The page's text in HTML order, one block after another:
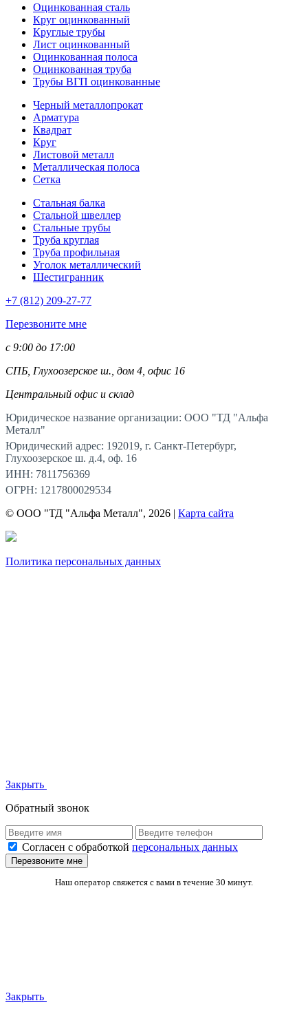
Оцинкованная сталь
Круг оцинкованный
Круглые трубы
Лист оцинкованный
Оцинкованная полоса
Оцинкованная труба
Трубы ВГП оцинкованные
Черный металлопрокат
Арматура
Квадрат
Круг
Листовой металл
Металлическая полоса
Сетка
Стальная балка
Стальной швеллер
Стальные трубы
Труба круглая
Труба профильная
Уголок металлический
Шестигранник
+7 (812) 209-27-77
Перезвоните мне
с 9:00 до 17:00
СПБ, Глухоозерское ш., дом 4, офис 16
Центральный офис и склад
Юридическое название организации: ООО "ТД "Альфа
Металл"
Юридический адрес: 192019, г. Санкт-Петербург,
Глухоозерское ш. д.4, оф. 16
ИНН: 7811756369
ОГРН: 1217800029534
© ООО "ТД "Альфа Металл", 2026 | Карта сайта
Политика персональных данных
Закрыть
Обратный звонок
Согласен с обработкой персональных данных
Перезвоните мне
Наш оператор свяжется с вами в течение 30 минут.
Закрыть